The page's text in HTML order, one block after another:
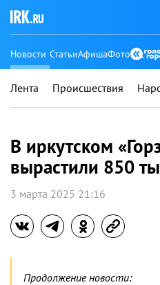
Новости СтатьиАфишаФото
Лента Происшествия
В иркутском
вырастили 850
3 марта 2025 21:16
Продолжение новости: